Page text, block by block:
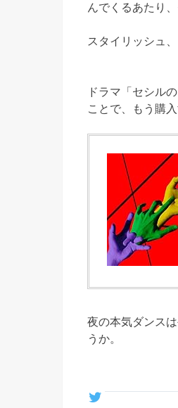
んでくるあたり
スタイリッシュ
ドラマ「セシル
ことで、もう購
夜の本気ダンス
うか。